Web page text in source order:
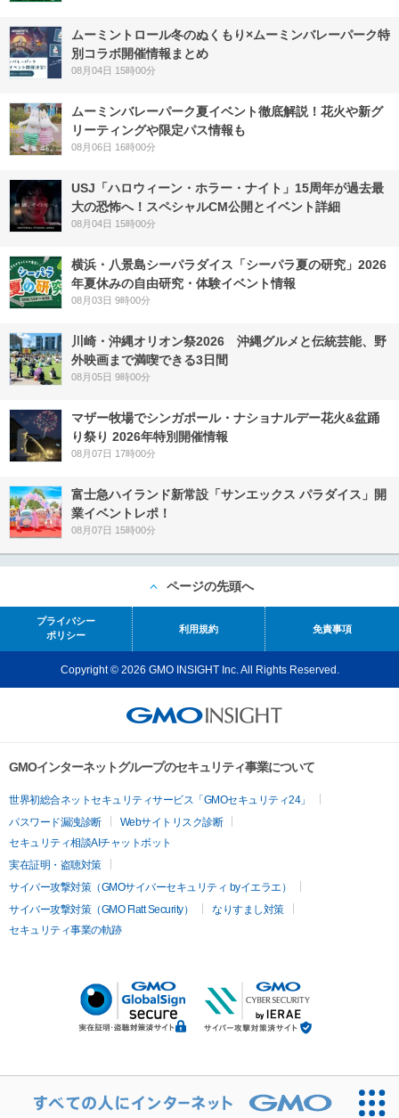
ムーミントロール冬のぬくもり×ムーミンバレーパーク特
別コラボ開催情報まとめ
08月04日 15時00分
ムーミンバレーパーク夏イベント徹底解説！花火や新グ
リーティングや限定パス情報も
08月06日 16時00分
USJ「ハロウィーン・ホラー・ナイト」15周年が過去最
大の恐怖へ！スペシャルCM公開とイベント詳細
08月04日 15時00分
横浜・八景島シーパラダイス「シーパラ夏の研究」2026
年夏休みの自由研究・体験イベント情報
08月03日 9時00分
川崎・沖縄オリオン祭2026 沖縄グルメと伝統芸能、野
外映画まで満喫できる3日間
08月05日 9時00分
マザー牧場でシンガポール・ナショナルデー花火&盆踊
り祭り 2026年特別開催情報
08月07日 17時00分
富士急ハイランド新常設「サンエックス パラダイス」開
業イベントレポ！
08月07日 15時00分
ページの先頭へ
プライバシー
ポリシー
利用規約 免責事項
Copyright © 2026 GMO INSIGHT Inc. All Rights Reserved.
GMOインターネットグループのセキュリティ事業について
世界初総合ネットセキュリティサービス「GMOセキュリティ24」
パスワード漏洩診断
Webサイトリスク診断
セキュリティ相談AIチャットボット
実在証明・盗聴対策
サイバー攻撃対策（GMOサイバーセキュリティ byイエラエ）
サイバー攻撃対策（GMO Flatt Security）
なりすまし対策
セキュリティ事業の軌跡